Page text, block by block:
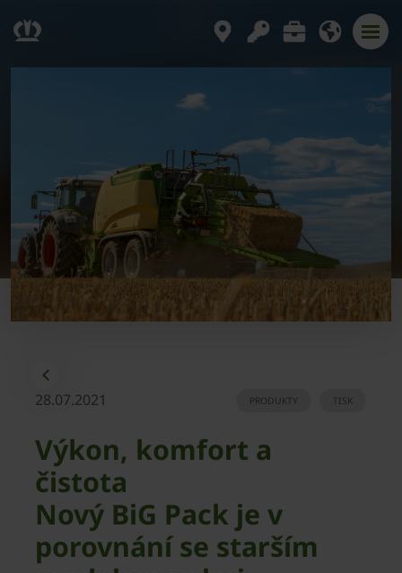
28.07.2021 TISK
PRODUKTY
Výkon, komfort a
čistota
Nový BiG Pack je v
porovnání se starším